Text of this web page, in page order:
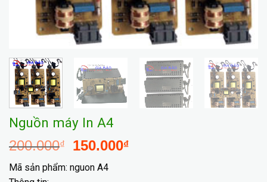
Nguồn máy In A4
200.000₫ 150.000₫
Mã sản phẩm: nguon A4